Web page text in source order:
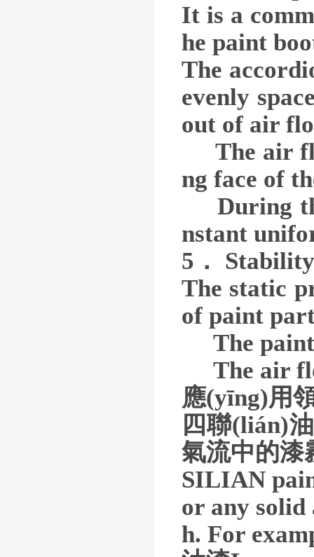
It is a
he paint
The
evenly
out of air
The air
ng face of
During
nstant
5．
The static
of paint
The
The air
應(yīng)用
四聯(lián)
氣流中的漆
SILIAN
or any
h. For